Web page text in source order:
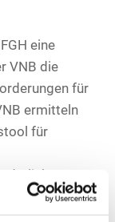
eine
VNB die
für
ermitteln
für
die